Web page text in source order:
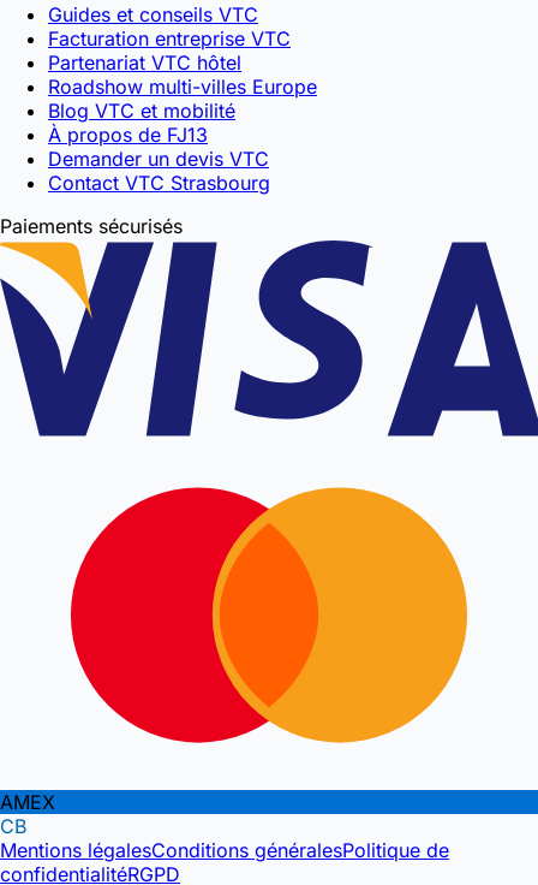
Guides et conseils VTC
Facturation entreprise VTC
Partenariat VTC hôtel
Roadshow multi-villes Europe
Blog VTC et mobilité
À propos de FJ13
Demander un devis VTC
Contact VTC Strasbourg
Paiements sécurisés
AMEX
CB
Mentions légalesConditions généralesPolitique de
confidentialitéRGPD